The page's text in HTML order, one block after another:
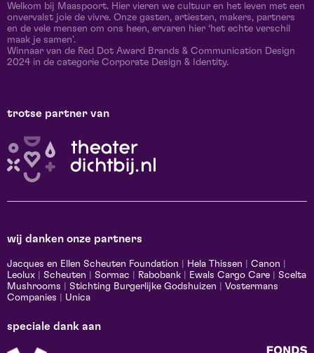
Welkom bij Maaspoort. Hier vieren we cultuur en het leven met een
onvervalst joie de vivre. Onze gasten, artiesten, makers, partners
en de vele mensen om ons heen, ervaren hier ‘het echte verschil
maak je samen’.
Winnaar van de Red Dot Award Brands & Communication Design
2024 in de categorie Corporate Design & Identity.
trotse partner van
wij danken onze partners
Jacques en Ellen Scheuten Foundation Hela Thissen Canon
Leolux
Scheuten Sormac Rabobank Ewals Cargo Care
Scelta
Mushrooms
Stichting Burgerlijke Godshuizen
Vostermans
Companies
Unica
speciale dank aan